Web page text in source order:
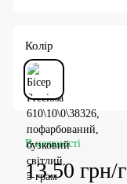
Колір
В наявності
13.50 грн/г